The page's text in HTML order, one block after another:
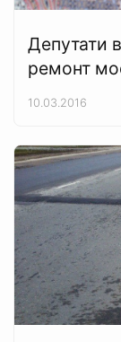
Депутати
ремонт
10.03.2016